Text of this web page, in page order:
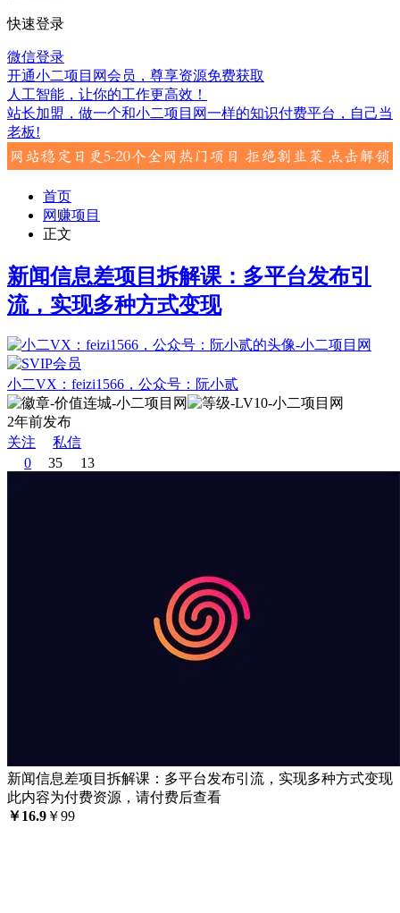
快速登录
微信登录
开通小二项目网会员，尊享资源免费获取
人工智能，让你的工作更高效！
站长加盟，做一个和小二项目网一样的知识付费平台，自己当
老板!
首页
网赚项目
正文
新闻信息差项目拆解课：多平台发布引
流，实现多种方式变现
小二VX：feizi1566，公众号：阮小贰
2年前发布
关注
私信
0
35 13
新闻信息差项目拆解课：多平台发布引流，实现多种方式变现
此内容为付费资源，请付费后查看
￥16.9 ￥99